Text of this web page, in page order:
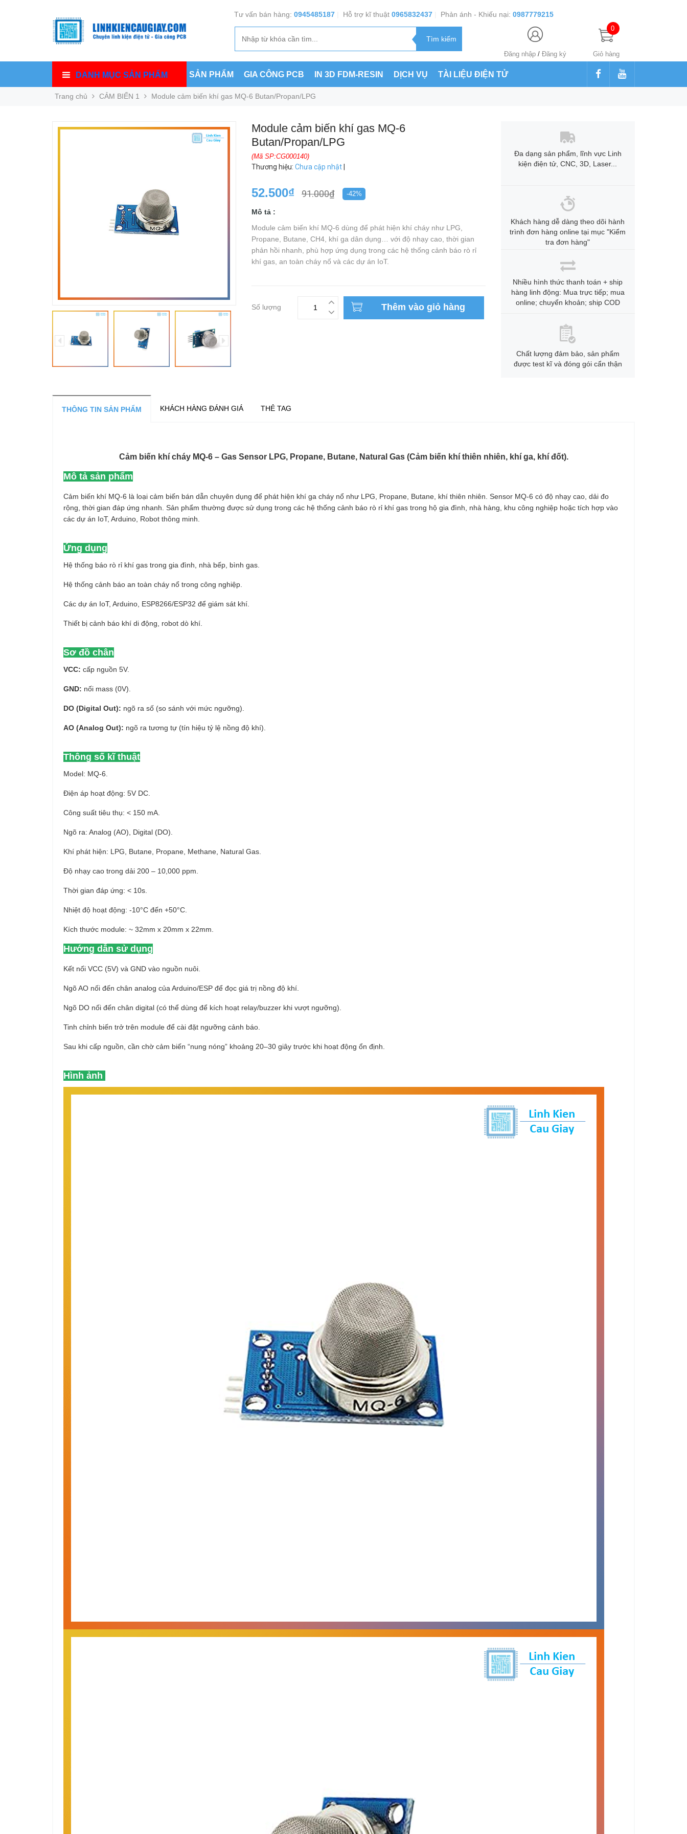
Tư vấn bán hàng: 0945485187| Hỗ trợ kĩ thuật 0965832437| Phản ánh - Khiếu nại: 0987779215
Đăng nhập/ Đăng ký Giỏ hàng
0
DANH MỤC SẢN PHẨM SẢN PHẨM GIA CÔNG PCB IN 3D FDM-RESIN DỊCH VỤ TÀI LIỆU ĐIỆN TỬ
Trang chủ CẢM BIẾN 1 Module cảm biến khí gas MQ-6 Butan/Propan/LPG
Module cảm biến khí gas MQ-6
Butan/Propan/LPG
(Mã SP:CG000140)
Thương hiệu: Chưa cập nhật
52.500₫ 91.000₫ -42%
Mô tả :
Module cảm biến khí MQ-6 dùng để phát hiện khí cháy như LPG,
Propane, Butane, CH4, khí ga dân dụng… với độ nhạy cao, thời gian
phản hồi nhanh, phù hợp ứng dụng trong các hệ thống cảnh báo rò rỉ
khí gas, an toàn cháy nổ và các dự án IoT.
Số lượng Thêm vào giỏ hàng
Đa dạng sản phẩm, lĩnh vực Linh
kiện điện tử, CNC, 3D, Laser...
Khách hàng dễ dàng theo dõi hành
trình đơn hàng online tại mục "Kiểm
tra đơn hàng"
Nhiều hình thức thanh toán + ship
hàng linh động: Mua trực tiếp; mua
online; chuyển khoản; ship COD
Chất lượng đảm bảo, sản phẩm
được test kĩ và đóng gói cẩn thận
THÔNG TIN SẢN PHẨM KHÁCH HÀNG ĐÁNH GIÁ THẺ TAG
Cảm biến khí cháy MQ-6 – Gas Sensor LPG, Propane, Butane, Natural Gas (Cảm biến khí thiên nhiên, khí ga, khí đốt).
Mô tả sản phẩm
Cảm biến khí MQ-6 là loại cảm biến bán dẫn chuyên dụng để phát hiện khí ga cháy nổ như LPG, Propane, Butane, khí thiên nhiên. Sensor MQ-6 có độ nhạy cao, dải đo
rộng, thời gian đáp ứng nhanh. Sản phẩm thường được sử dụng trong các hệ thống cảnh báo rò rỉ khí gas trong hộ gia đình, nhà hàng, khu công nghiệp hoặc tích hợp vào
các dự án IoT, Arduino, Robot thông minh.
Ứng dụng
Hệ thống báo rò rỉ khí gas trong gia đình, nhà bếp, bình gas.
Hệ thống cảnh báo an toàn cháy nổ trong công nghiệp.
Các dự án IoT, Arduino, ESP8266/ESP32 để giám sát khí.
Thiết bị cảnh báo khí di động, robot dò khí.
Sơ đồ chân
VCC: cấp nguồn 5V.
GND: nối mass (0V).
DO (Digital Out): ngõ ra số (so sánh với mức ngưỡng).
AO (Analog Out): ngõ ra tương tự (tín hiệu tỷ lệ nồng độ khí).
Thông số kĩ thuật
Model: MQ-6.
Điện áp hoạt động: 5V DC.
Công suất tiêu thụ: < 150 mA.
Ngõ ra: Analog (AO), Digital (DO).
Khí phát hiện: LPG, Butane, Propane, Methane, Natural Gas.
Độ nhạy cao trong dải 200 – 10,000 ppm.
Thời gian đáp ứng: < 10s.
Nhiệt độ hoạt động: -10°C đến +50°C.
Kích thước module: ~ 32mm x 20mm x 22mm.
Hướng dẫn sử dụng
Kết nối VCC (5V) và GND vào nguồn nuôi.
Ngõ AO nối đến chân analog của Arduino/ESP để đọc giá trị nồng độ khí.
Ngõ DO nối đến chân digital (có thể dùng để kích hoạt relay/buzzer khi vượt ngưỡng).
Tinh chỉnh biến trở trên module để cài đặt ngưỡng cảnh báo.
Sau khi cấp nguồn, cần chờ cảm biến “nung nóng” khoảng 20–30 giây trước khi hoạt động ổn định.
Hình ảnh